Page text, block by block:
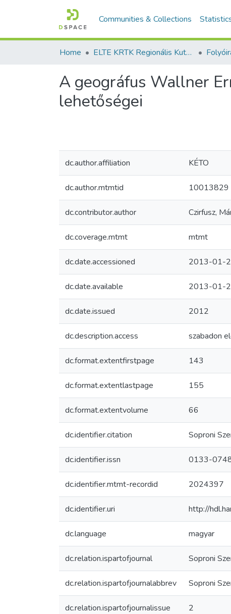
Communities & Collections
Home ELTE KRTK Regionális Kutatások Intézete
A geográfus Wallner
lehetőségei
dc.author.affiliation KÉTO
dc.author.mtmtid 10013829
dc.contributor.author Czirfusz,
dc.coverage.mtmt mtmt
dc.date.accessioned 2013-01-
dc.date.available 2013-01-
dc.date.issued 2012
dc.description.access szabadon
dc.format.extentfirstpage 143
dc.format.extentlastpage 155
dc.format.extentvolume 66
dc.identifier.citation Soproni
dc.identifier.issn 0133-
dc.identifier.mtmt-recordid 2024397
dc.identifier.uri http://
dc.language magyar
dc.relation.ispartofjournal Soproni
dc.relation.ispartofjournalabbrev Soproni
dc.relation.ispartofjournalissue 2